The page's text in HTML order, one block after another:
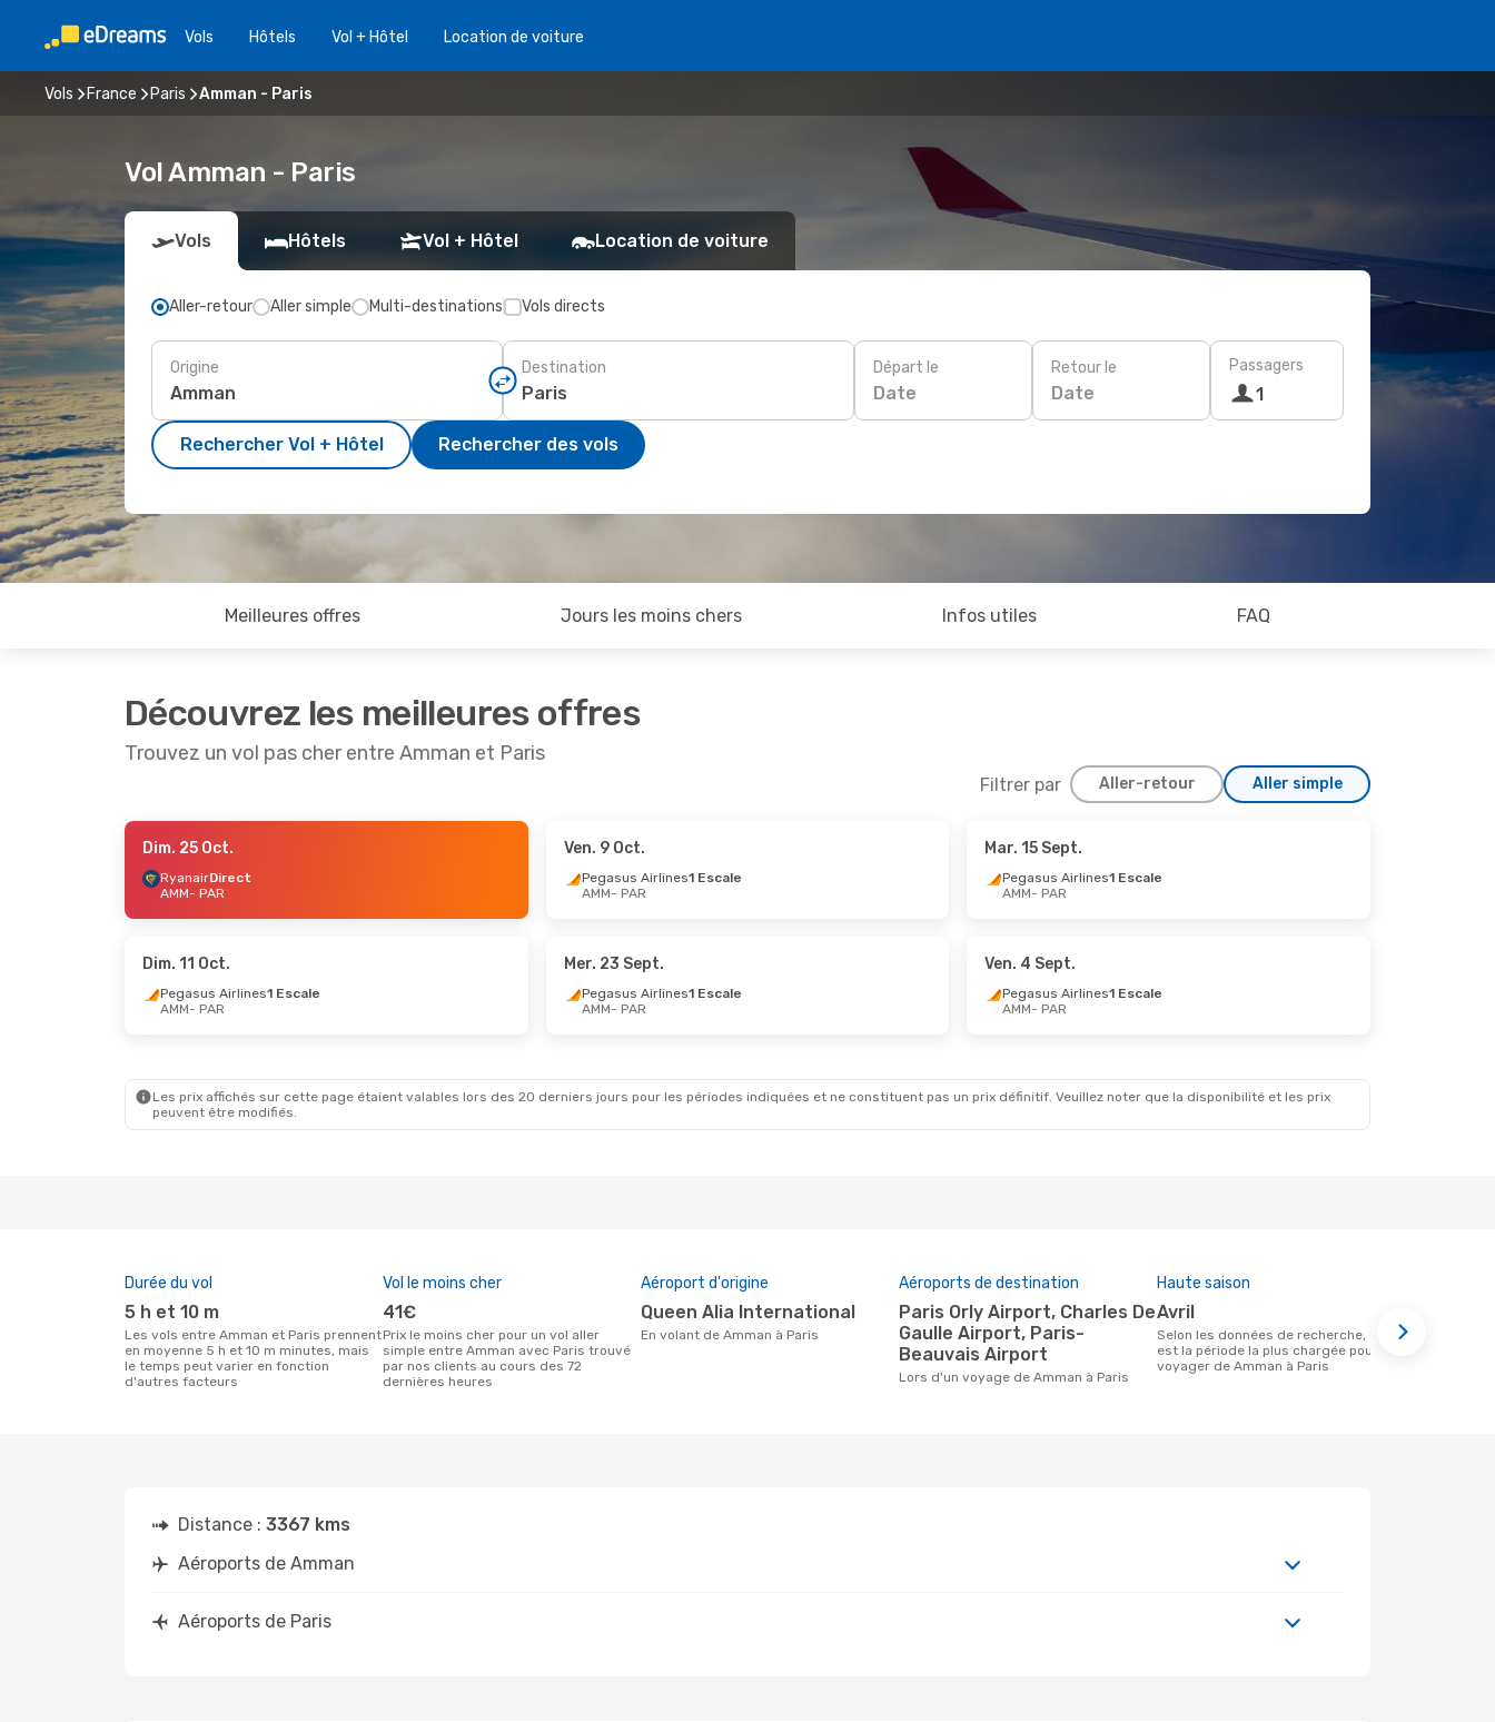
Vols Hôtels Vol + Hôtel Location de voiture
Vols France Paris Amman - Paris
Vol Amman - Paris
Vols Hôtels Vol + Hôtel Location de voiture
Aller-retour Aller simple Multi-destinations Vols directs
Origine Destination Départ le
Date
Retour le
Date
Passagers
1
Rechercher Vol + Hôtel Rechercher des vols
Meilleures offres Jours les moins chers Infos utiles FAQ
Découvrez les meilleures offres
Trouvez un vol pas cher entre Amman et Paris
Filtrer par Aller-retour Aller simple
- Dim. 1 Nov.
1 Escale
1 Escale
- Jeu. 24 Sept. - Mar. 1 Sept.
PAR
- AMM
Dim. 25 Oct.
RyanairDirect
AMM- PAR
Ven. 9 Oct.
Pegasus Airlines1 Escale
AMM- PAR
Mar. 15 Sept.
Pegasus Airlines1 Escale
AMM- PAR
Dim. 11 Oct.
Pegasus Airlines1 Escale
AMM- PAR
Mer. 23 Sept.
Pegasus Airlines1 Escale
AMM- PAR
Ven. 4 Sept.
Pegasus Airlines1 Escale
AMM- PAR
Les prix affichés sur cette page étaient valables lors des 20 derniers jours pour les périodes indiquées et ne constituent pas un prix définitif. Veuillez noter que la disponibilité et les prix
peuvent être modifiés.
Durée du vol
5 h et 10 m
Les vols entre Amman et Paris prennent
en moyenne 5 h et 10 m minutes, mais
le temps peut varier en fonction
d'autres facteurs
Vol le moins cher
41€
Prix le moins cher pour un vol aller
simple entre Amman avec Paris trouvé
par nos clients au cours des 72
dernières heures
Aéroport d'origine
Queen Alia International
En volant de Amman à Paris
Aéroports de destination
Paris Orly Airport, Charles De
Gaulle Airport, Paris-
Beauvais Airport
Lors d'un voyage de Amman à Paris
Haute saison
avril
Selon les données de recherche, avril
est la période la plus chargée pour
voyager de Amman à Paris
Distance : 3367 kms
Aéroports de Amman
Aéroports de Paris